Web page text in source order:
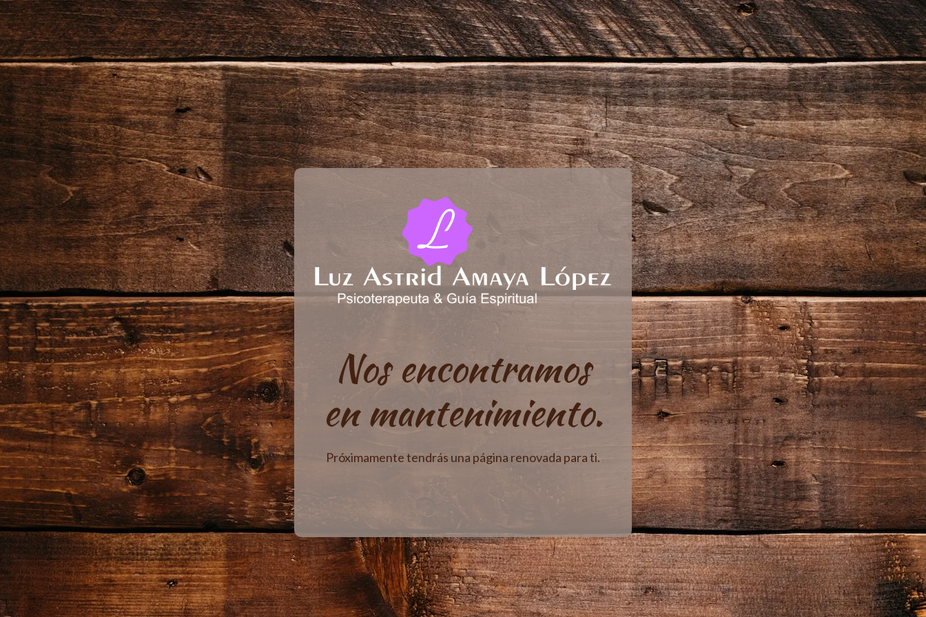
Nos encontramos
en mantenimiento.
Próximamente tendrás una página renovada para ti.